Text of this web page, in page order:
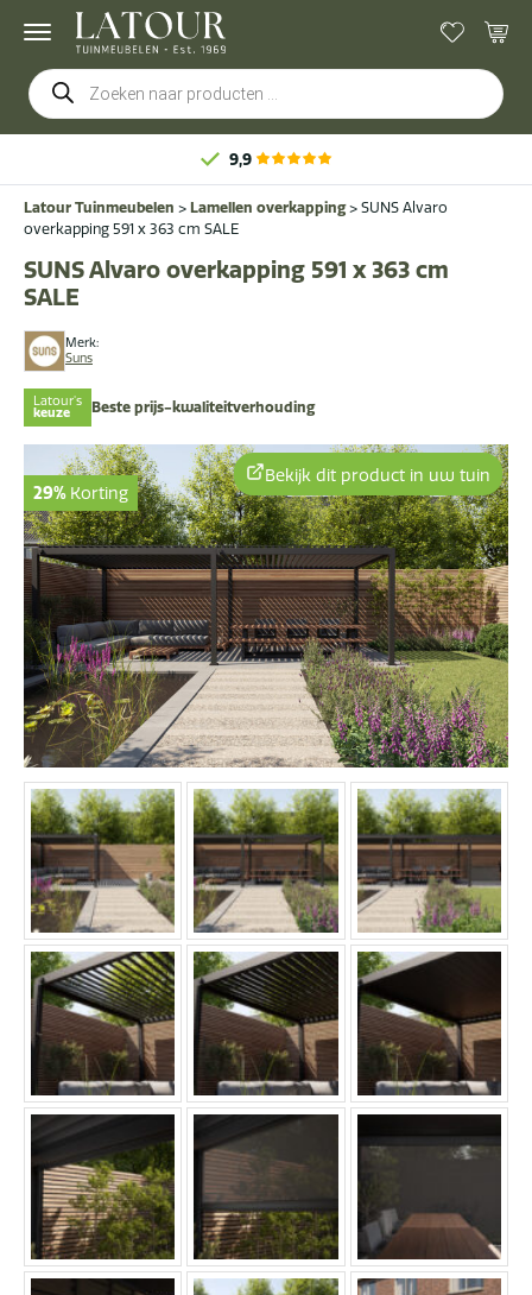
Producten
zoeken
Latour Tuinmeubelen > Lamellen overkapping> SUNS Alvaro
overkapping 591 x 363 cm SALE
Merk:
Suns
SUNS Alvaro overkapping 591 x 363 cm
SALE
Latour's
keuze Beste prijs-kwaliteitverhouding
29% Korting
Bekijk dit product in uw tuin